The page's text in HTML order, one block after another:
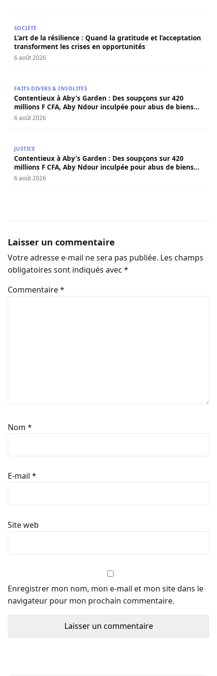
SOCIÉTÉ
L’art de la résilience : Quand la gratitude et l’acceptation
transforment les crises en opportunités
6 août 2026
FAITS DIVERS & INSOLITES
Contentieux à Aby’s Garden : Des soupçons sur 420
millions F CFA, Aby Ndour inculpée pour abus de biens
sociaux
6 août 2026
JUSTICE
Contentieux à Aby’s Garden : Des soupçons sur 420
millions F CFA, Aby Ndour inculpée pour abus de biens
sociaux
6 août 2026
Laisser un commentaire
Votre adresse e-mail ne sera pas publiée. Les champs
obligatoires sont indiqués avec *
Commentaire*
Nom *
E-mail *
Site web
Enregistrer mon nom, mon e-mail et mon site dans le
navigateur pour mon prochain commentaire.